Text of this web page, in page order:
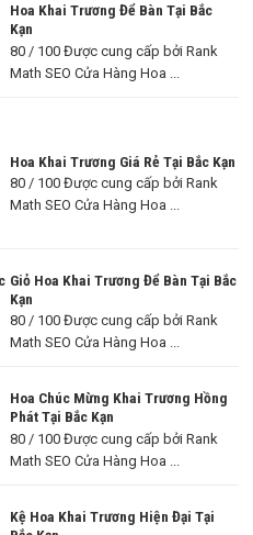
Hoa Khai Trương Để Bàn Tại Bắc
Kạn
80 / 100 Được cung cấp bởi Rank
Math SEO Cửa Hàng Hoa ...
Hoa Khai Trương Giá Rẻ Tại Bắc Kạn
80 / 100 Được cung cấp bởi Rank
Math SEO Cửa Hàng Hoa ...
Giỏ Hoa Khai Trương Để Bàn Tại Bắc
Kạn
80 / 100 Được cung cấp bởi Rank
Math SEO Cửa Hàng Hoa ...
Hoa Chúc Mừng Khai Trương Hồng
Phát Tại Bắc Kạn
80 / 100 Được cung cấp bởi Rank
Math SEO Cửa Hàng Hoa ...
Kệ Hoa Khai Trương Hiện Đại Tại